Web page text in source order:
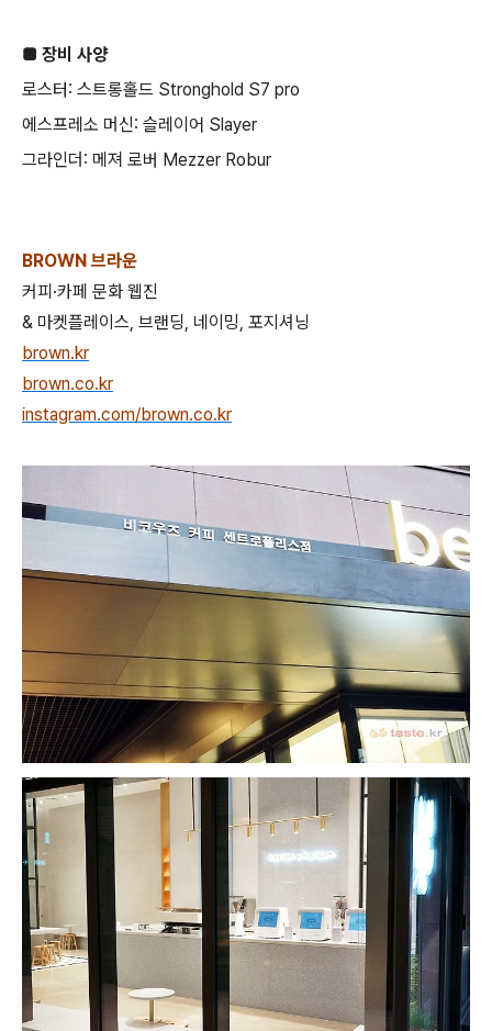
■ 장비 사양
로스터: 스트롱홀드 Stronghold S7 pro
에스프레소 머신: 슬레이어 Slayer
그라인더: 메져 로버 Mezzer Robur
BROWN 브라운
커피·카페 문화 웹진
& 마켓플레이스, 브랜딩, 네이밍, 포지셔닝
brown.kr
brown.co.kr
instagram.com/brown.co.kr